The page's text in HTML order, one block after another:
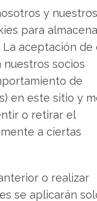
y nuestros
para
aceptación de
socios
de
en este sitio y
o retirar el
a ciertas
o realizar
se aplicarán
además este
de virus
antivirus
lo quieres.